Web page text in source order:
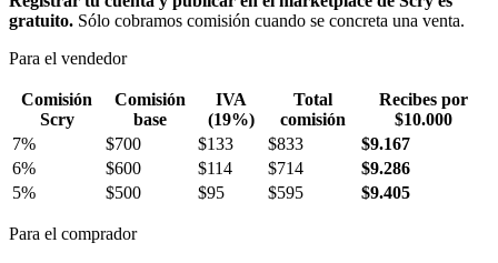
gratuito. Sólo cobramos comisión cuando se concreta una venta.
Para el vendedor
Comisión
Scry
Comisión
base
IVA
(19%)
Total
comisión
Recibes por
$10.000
7%
$700 $133 $833
$9.167
6%
$600 $114 $714
$9.286
5%
$500 $95 $595 $9.405
Para el comprador